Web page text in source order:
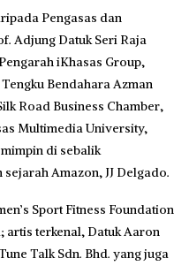
Pengasas dan
Adjung Datuk Seri Raja
iKhasas Group,
Bendahara Azman
Road Business Chamber,
Multimedia University,
di sebalik
Amazon, JJ Delgado.
Sport Fitness Foundation
artis terkenal, Datuk Aaron
Talk Sdn. Bhd. yang juga